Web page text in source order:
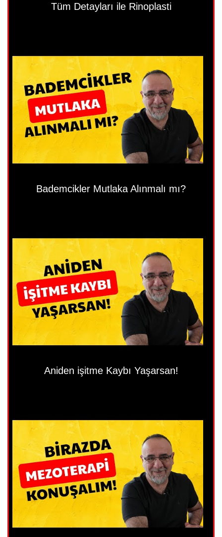
Tüm Detayları ile Rinoplasti
Bademcikler Mutlaka Alınmalı mı?
Aniden işitme Kaybı Yaşarsan!